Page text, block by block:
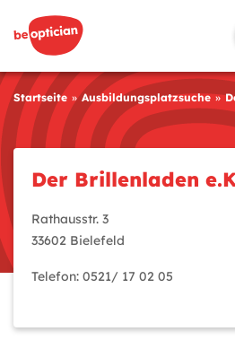
Startseite Ausbildungsplatzsuche
Der Brillenladen
Rathausstr. 3
33602 Bielefeld
Telefon: 0521/ 17 02 05